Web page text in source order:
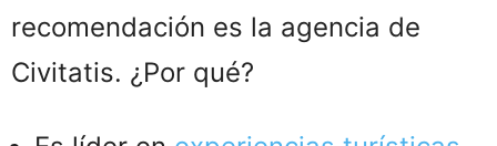
recomendación es la agencia de
Civitatis. ¿Por qué?